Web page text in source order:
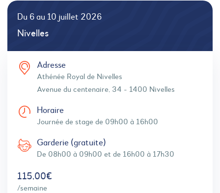
Du 6 au 10 juillet 2026
Nivelles
Adresse
Athénée Royal de Nivelles
Avenue du centenaire, 34 - 1400 Nivelles
Horaire
Journée de stage de 09h00 à 16h00
Garderie (gratuite)
De 08h00 à 09h00 et de 16h00 à 17h30
115,00€
/semaine